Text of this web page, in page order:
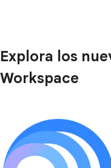
Explora los
Workspace